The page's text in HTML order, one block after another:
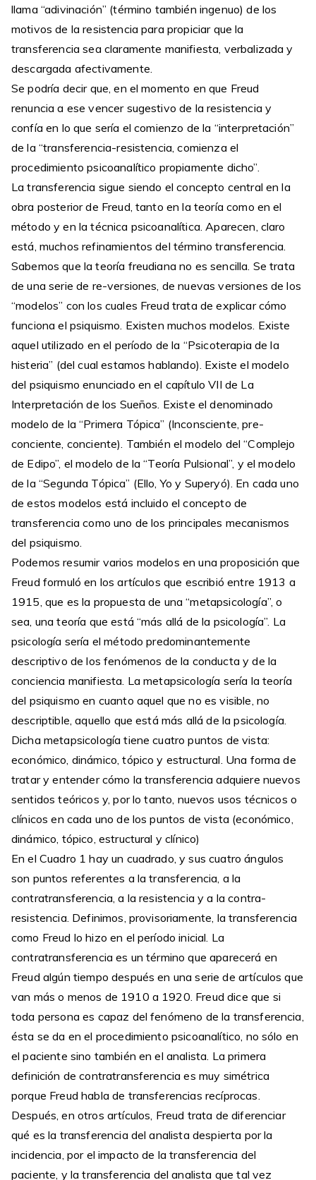
llama “adivinación” (término también ingenuo) de los
motivos de la resistencia para propiciar que la
transferencia sea claramente manifiesta, verbalizada y
descargada afectivamente.
Se podría decir que, en el momento en que Freud
renuncia a ese vencer sugestivo de la resistencia y
confía en lo que sería el comienzo de la “interpretación”
de la “transferencia-resistencia, comienza el
procedimiento psicoanalítico propiamente dicho”.
La transferencia sigue siendo el concepto central en la
obra posterior de Freud, tanto en la teoría como en el
método y en la técnica psicoanalítica. Aparecen, claro
está, muchos refinamientos del término transferencia.
Sabemos que la teoría freudiana no es sencilla. Se trata
de una serie de re-versiones, de nuevas versiones de los
“modelos” con los cuales Freud trata de explicar cómo
funciona el psiquismo. Existen muchos modelos. Existe
aquel utilizado en el período de la “Psicoterapia de la
histeria” (del cual estamos hablando). Existe el modelo
del psiquismo enunciado en el capítulo VII de La
Interpretación de los Sueños. Existe el denominado
modelo de la “Primera Tópica” (Inconsciente, pre-
conciente, conciente). También el modelo del “Complejo
de Edipo”, el modelo de la “Teoría Pulsional”, y el modelo
de la “Segunda Tópica” (Ello, Yo y Superyó). En cada uno
de estos modelos está incluido el concepto de
transferencia como uno de los principales mecanismos
del psiquismo.
Podemos resumir varios modelos en una proposición que
Freud formuló en los artículos que escribió entre 1913 a
1915, que es la propuesta de una “metapsicología”, o
sea, una teoría que está “más allá de la psicología”. La
psicología sería el método predominantemente
descriptivo de los fenómenos de la conducta y de la
conciencia manifiesta. La metapsicología sería la teoría
del psiquismo en cuanto aquel que no es visible, no
descriptible, aquello que está más allá de la psicología.
Dicha metapsicología tiene cuatro puntos de vista:
económico, dinámico, tópico y estructural. Una forma de
tratar y entender cómo la transferencia adquiere nuevos
sentidos teóricos y, por lo tanto, nuevos usos técnicos o
clínicos en cada uno de los puntos de vista (económico,
dinámico, tópico, estructural y clínico)
En el Cuadro 1 hay un cuadrado, y sus cuatro ángulos
son puntos referentes a la transferencia, a la
contratransferencia, a la resistencia y a la contra-
resistencia. Definimos, provisoriamente, la transferencia
como Freud lo hizo en el período inicial. La
contratransferencia es un término que aparecerá en
Freud algún tiempo después en una serie de artículos que
van más o menos de 1910 a 1920. Freud dice que si
toda persona es capaz del fenómeno de la transferencia,
ésta se da en el procedimiento psicoanalítico, no sólo en
el paciente sino también en el analista. La primera
definición de contratransferencia es muy simétrica
porque Freud habla de transferencias recíprocas.
Después, en otros artículos, Freud trata de diferenciar
qué es la transferencia del analista despierta por la
incidencia, por el impacto de la transferencia del
paciente, y la transferencia del analista que tal vez